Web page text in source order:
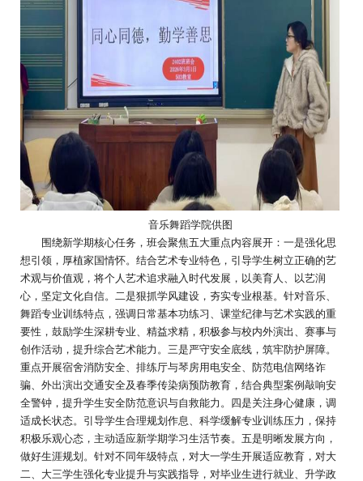
音乐舞蹈学院供图
围绕新学期核心任务，班会聚焦五大重点内容展开：一是强化思
想引领，厚植家国情怀。结合艺术专业特色，引导学生树立正确的艺
术观与价值观，将个人艺术追求融入时代发展，以美育人、以艺润
心，坚定文化自信。二是狠抓学风建设，夯实专业根基。针对音乐、
舞蹈专业训练特点，强调日常基本功练习、课堂纪律与艺术实践的重
要性，鼓励学生深耕专业、精益求精，积极参与校内外演出、赛事与
创作活动，提升综合艺术能力。三是严守安全底线，筑牢防护屏障。
重点开展宿舍消防安全、排练厅与琴房用电安全、防范电信网络诈
骗、外出演出交通安全及春季传染病预防教育，结合典型案例敲响安
全警钟，提升学生安全防范意识与自救能力。四是关注身心健康，调
适成长状态。引导学生合理规划作息、科学缓解专业训练压力，保持
积极乐观心态，主动适应新学期学习生活节奏。五是明晰发展方向，
做好生涯规划。针对不同年级特点，对大一学生开展适应教育，对大
二、大三学生强化专业提升与实践指导，对毕业生进行就业、升学政